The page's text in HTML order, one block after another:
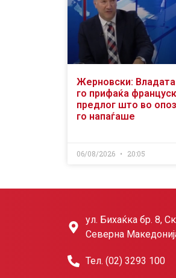
Жерновски: Владата
го прифаќа
предлог што во
го напаѓаше
06/08/2026 20:05
ул. Бихаќка бр. 8,
Северна
Тел. (02) 3293 100